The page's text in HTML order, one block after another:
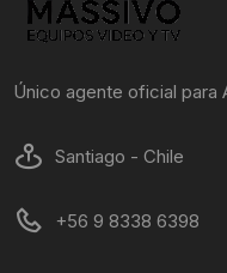
Único agente oficial para
Santiago - Chile
+56 9 8338 6398